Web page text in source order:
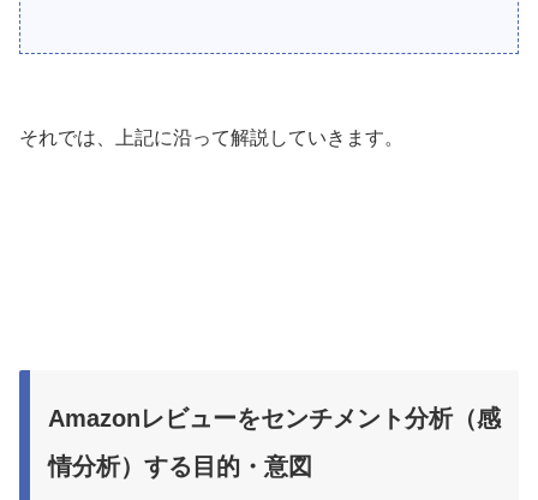
それでは、上記に沿って解説していきます。
Amazonレビューをセンチメント分析（感
情分析）する目的・意図